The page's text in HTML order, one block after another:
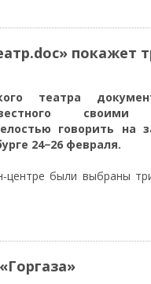
покажет
театра
своими
говорить на
24−26 февраля.
центре были выбраны